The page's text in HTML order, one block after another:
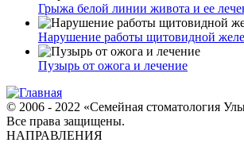
Грыжа белой линии живота и ее
Нарушение работы щитовидной
Пузырь от ожога и лечение
© 2006 - 2022 «Семейная стоматология
Все права защищены.
НАПРАВЛЕНИЯ